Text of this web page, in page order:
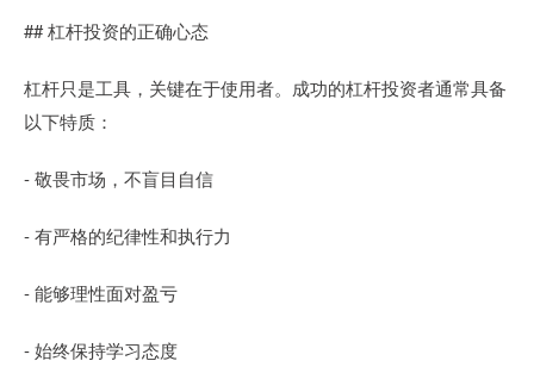
## 杠杆投资的正确心态
杠杆只是工具，关键在于使用者。成功的杠杆投资者通常具备
以下特质：
- 敬畏市场，不盲目自信
- 有严格的纪律性和执行力
- 能够理性面对盈亏
- 始终保持学习态度